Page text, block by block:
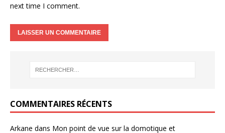
next time I comment.
COMMENTAIRES RÉCENTS
Arkane dans Mon point de vue sur la domotique et